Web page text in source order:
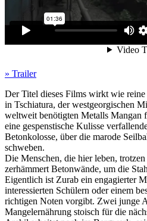
» Trailer
Der Titel dieses Films wirkt wie
in Tschiatura, der westgeorgischen
weltweit benötigten Metalls Mangan
eine gespenstische Kulisse
Betonkolosse, über die marode
schweben.
Die Menschen, die hier leben,
zerhämmert Betonwände, um die
Eigentlich ist Zurab ein engagierter
interessierten Schülern oder einem
richtigen Noten vorgibt. Zwei junge
Mangelernährung stoisch für die